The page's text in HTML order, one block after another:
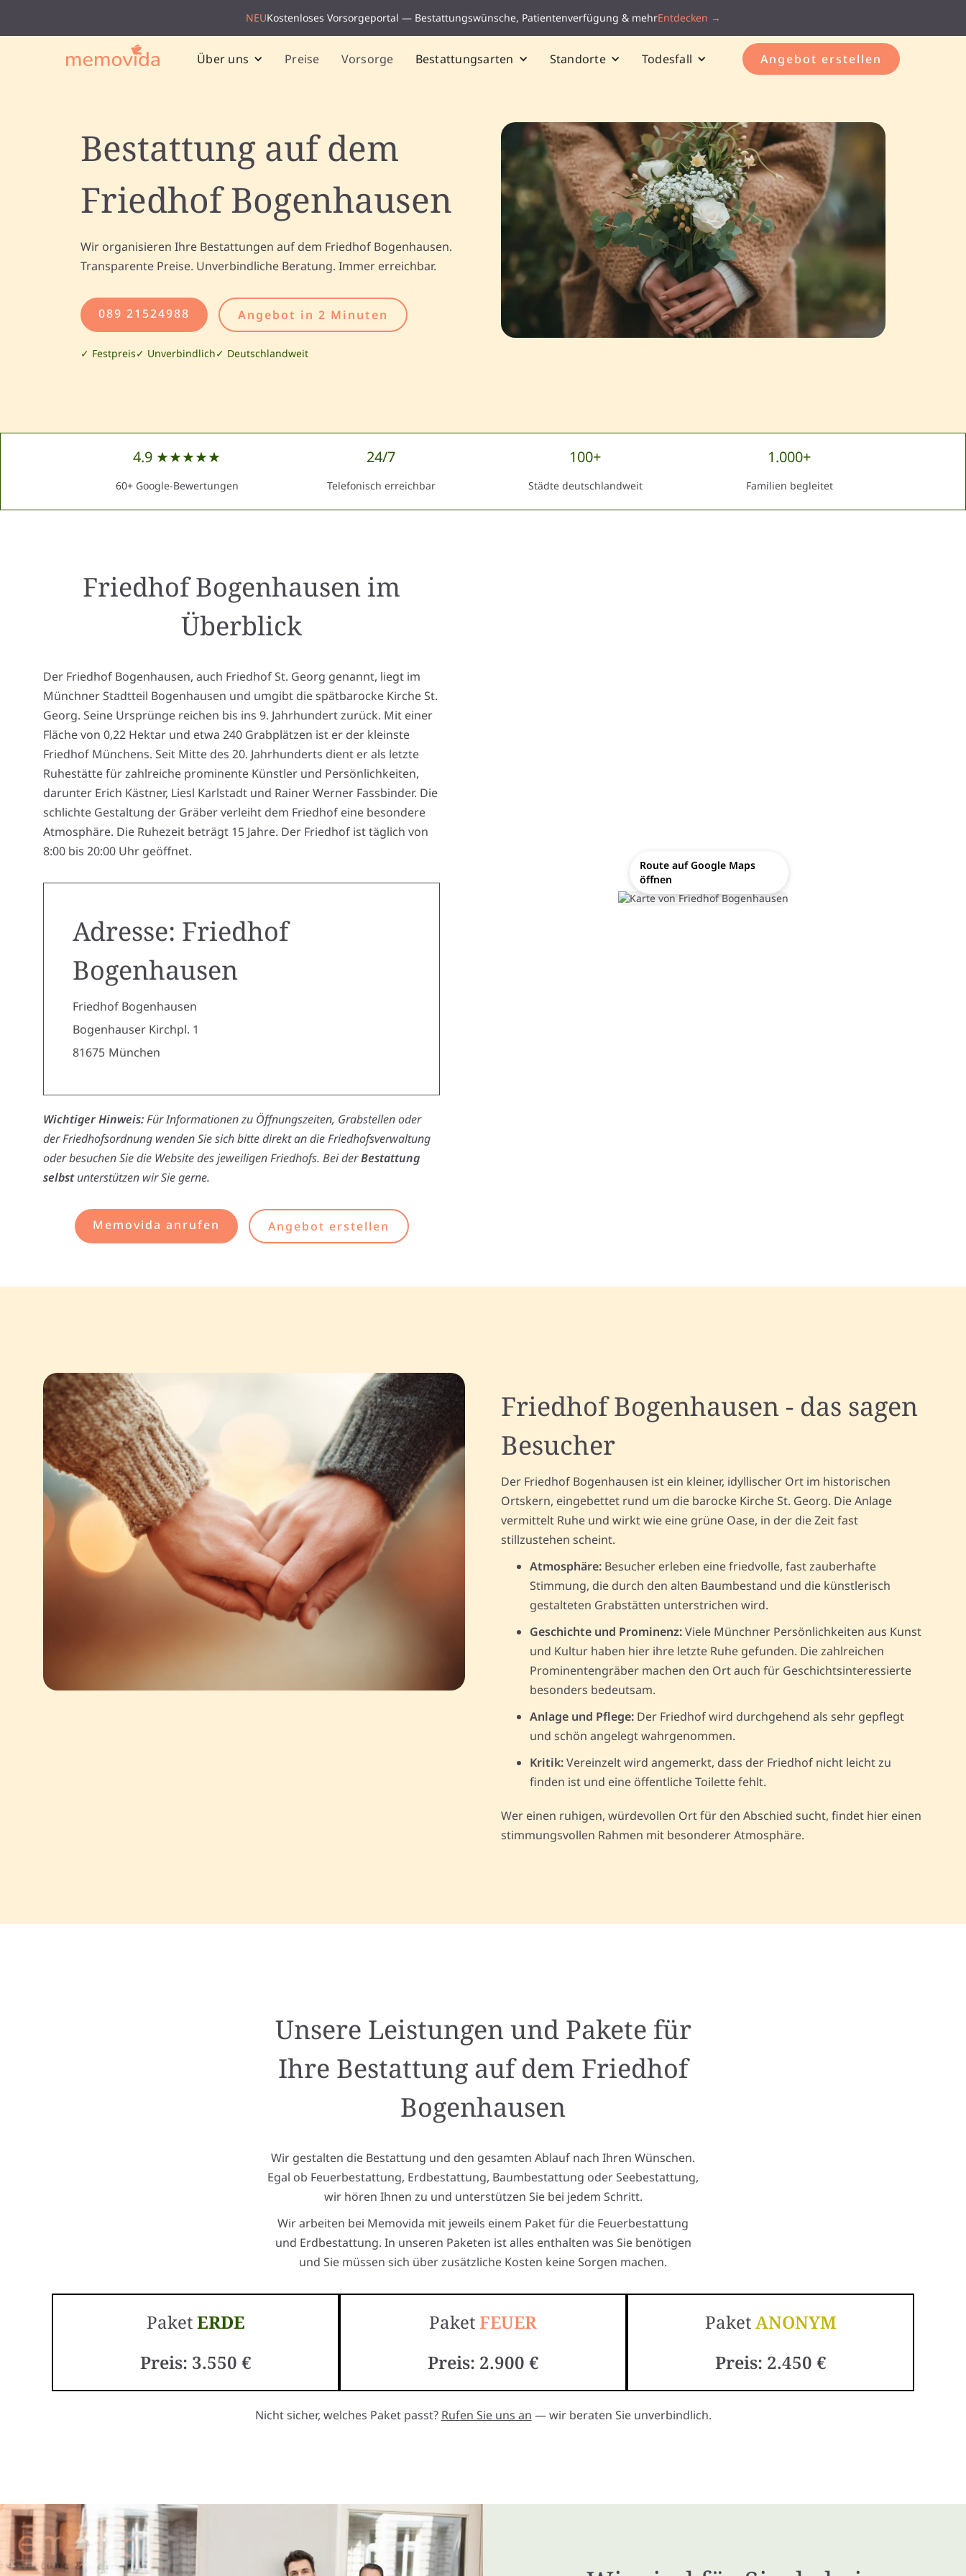
NEUKostenloses Vorsorgeportal — Bestattungswünsche, Patientenverfügung & mehrEntdecken →
Über uns Preise Vorsorge Bestattungsarten Standorte Todesfall Angebot erstellen
Bestattung auf dem
Friedhof Bogenhausen
Wir organisieren Ihre Bestattungen auf dem Friedhof Bogenhausen.
Transparente Preise. Unverbindliche Beratung. Immer erreichbar.
089 21524988 Angebot in 2 Minuten
✓ Festpreis✓ Unverbindlich✓ Deutschlandweit
4.9 ★★★★★
60+ Google-Bewertungen
24/7
Telefonisch erreichbar
100+
Städte deutschlandweit
1.000+
Familien begleitet
Friedhof Bogenhausenim
Überblick
Der Friedhof Bogenhausen, auch Friedhof St. Georg genannt, liegt im
Münchner Stadtteil Bogenhausen und umgibt die spätbarocke Kirche St.
Georg. Seine Ursprünge reichen bis ins 9. Jahrhundert zurück. Mit einer
Fläche von 0,22 Hektar und etwa 240 Grabplätzen ist er der kleinste
Friedhof Münchens. Seit Mitte des 20. Jahrhunderts dient er als letzte
Ruhestätte für zahlreiche prominente Künstler und Persönlichkeiten,
darunter Erich Kästner, Liesl Karlstadt und Rainer Werner Fassbinder. Die
schlichte Gestaltung der Gräber verleiht dem Friedhof eine besondere
Atmosphäre. Die Ruhezeit beträgt 15 Jahre. Der Friedhof ist täglich von
8:00 bis 20:00 Uhr geöffnet.
Adresse: Friedhof
Bogenhausen
Friedhof Bogenhausen
Bogenhauser Kirchpl. 1
81675 München
Wichtiger Hinweis:Für Informationen zu Öffnungszeiten, Grabstellen oder
der Friedhofsordnung wenden Sie sich bitte direkt an die Friedhofsverwaltung
oder besuchen Sie die Website des jeweiligen Friedhofs. Bei derBestattung
selbstunterstützen wir Sie gerne.
Memovida anrufen Angebot erstellen
Route auf Google Maps
öffnen
Friedhof Bogenhausen - das sagen
Besucher
Der Friedhof Bogenhausen ist ein kleiner, idyllischer Ort im historischen
Ortskern, eingebettet rund um die barocke Kirche St. Georg. Die Anlage
vermittelt Ruhe und wirkt wie eine grüne Oase, in der die Zeit fast
stillzustehen scheint.
Atmosphäre: Besucher erleben eine friedvolle, fast zauberhafte
Stimmung, die durch den alten Baumbestand und die künstlerisch
gestalteten Grabstätten unterstrichen wird.
Geschichte und Prominenz:Viele Münchner Persönlichkeiten aus Kunst
und Kultur haben hier ihre letzte Ruhe gefunden. Die zahlreichen
Prominentengräber machen den Ort auch für Geschichtsinteressierte
besonders bedeutsam.
Anlage und Pflege: Der Friedhof wird durchgehend als sehr gepflegt
und schön angelegt wahrgenommen.
Kritik:Vereinzelt wird angemerkt, dass der Friedhof nicht leicht zu
finden ist und eine öffentliche Toilette fehlt.
Wer einen ruhigen, würdevollen Ort für den Abschied sucht, findet hier einen
stimmungsvollen Rahmen mit besonderer Atmosphäre.
Unsere Leistungen und Pakete für
Ihre Bestattung auf dem Friedhof
Bogenhausen
Wir gestalten die Bestattung und den gesamten Ablauf nach Ihren Wünschen.
Egal ob Feuerbestattung, Erdbestattung, Baumbestattung oder Seebestattung,
wir hören Ihnen zu und unterstützen Sie bei jedem Schritt.
Wir arbeiten bei Memovida mit jeweils einem Paket für die Feuerbestattung
und Erdbestattung. In unseren Paketen ist alles enthalten was Sie benötigen
und Sie müssen sich über zusätzliche Kosten keine Sorgen machen.
PaketERDE
Preis: 3.550 €
PaketFEUER
Preis: 2.900 €
PaketANONYM
Preis: 2.450 €
Nicht sicher, welches Paket passt? Rufen Sie uns an — wir beraten Sie unverbindlich.